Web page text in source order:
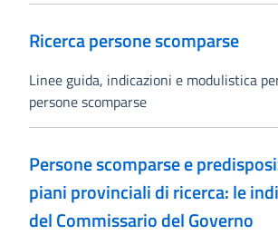
Ricerca persone scomparse
Linee guida, indicazioni e modulistica
persone scomparse
Persone scomparse e
piani provinciali di ricerca: le
del Commissario del Governo